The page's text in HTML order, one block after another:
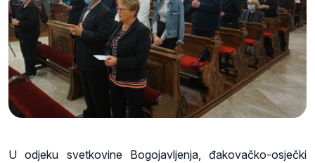
U odjeku svetkovine Bogojavljenja, đakovačko-osječki